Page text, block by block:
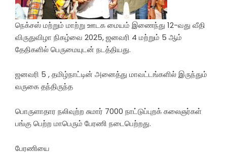
நெக்சஸ் மற்றும் மாற்று ஊடக மையம் இணைந்து 12-வது வீதி
விருதுவிழா நிகழ்வை 2025, ஜனவரி 4 மற்றும் 5 ஆம்
தேதிகளில் பெருமையுடன் நடத்தியது.
ஜனவரி 5 , தமிழ்நாட்டின் அனைத்து மாவட்டங்களில் இருந்தும்
வருகை தந்திருந்த
பொருளாதார நலிவுற்ற சுமார் 7000 நாட்டுப்புறக் கலைஞர்கள்
பங்கு பெற்ற மாபெரும் பேரணி நடைபெற்றது.
பேரணியை